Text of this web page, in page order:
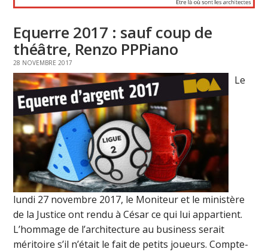
Equerre 2017 : sauf coup de
théâtre, Renzo PPPiano
28 NOVEMBRE 2017
Le
lundi 27 novembre 2017, le Moniteur et le ministère
de la Justice ont rendu à César ce qui lui appartient.
L’hommage de l’architecture au business serait
méritoire s’il n’était le fait de petits joueurs. Compte-